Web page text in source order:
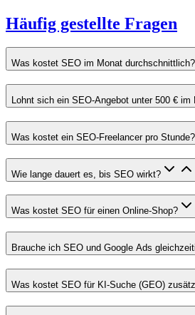
Häufig gestellte Fragen
Was kostet SEO im Monat durchschnittlich?
Lohnt sich ein SEO-Angebot unter 500 € im
Was kostet ein SEO-Freelancer pro Stunde?
Wie lange dauert es, bis SEO wirkt?
Was kostet SEO für einen Online-Shop?
Brauche ich SEO und Google Ads
Was kostet SEO für KI-Suche (GEO)